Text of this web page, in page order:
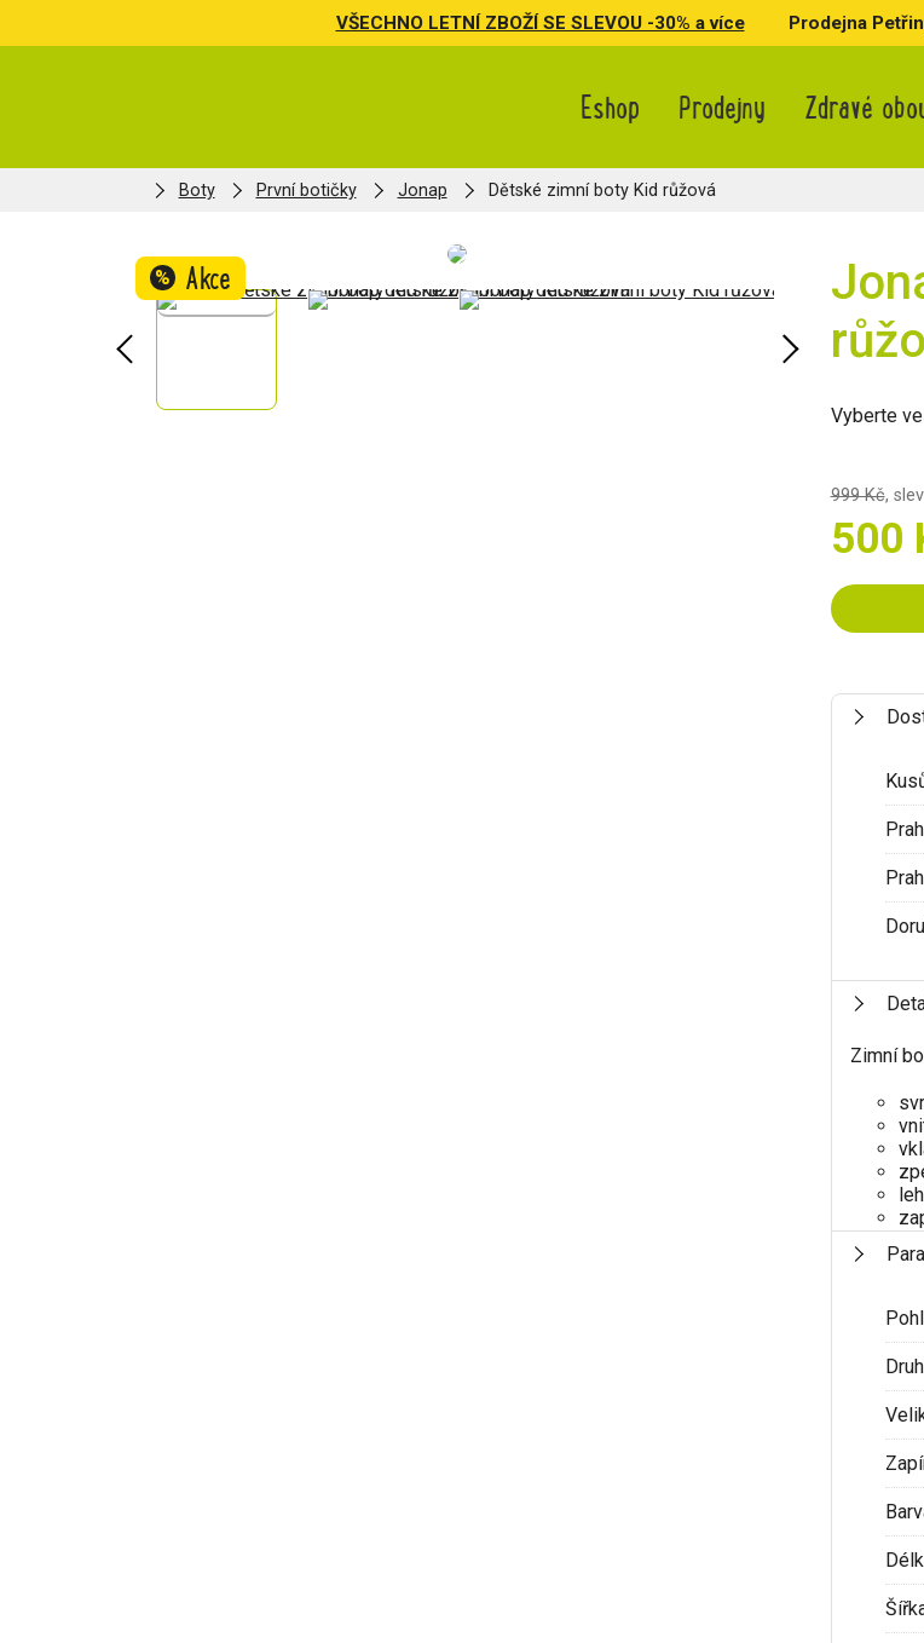
VŠECHNO LETNÍ ZBOŽÍ SE SLEVOU -30% a více Prodejna Petřiny:
Eshop Prodejny Zdravé
Boty První botičky Jonap Dětské zimní boty Kid růžová
% Akce
Vyberte
999 Kč,
500
Zimní
Druh